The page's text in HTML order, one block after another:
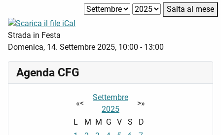
Salta al mese
Strada in Festa
Domenica, 14. Settembre 2025, 10:00 - 13:00
Agenda CFG
«<
Settembre
2025
>»
L
M M G V S
D